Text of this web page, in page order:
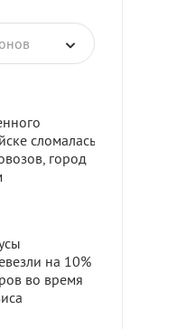
сломалась
город
на 10%
во время